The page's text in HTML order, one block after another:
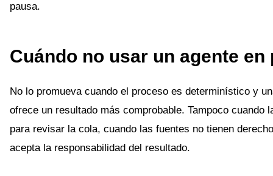
pausa.
Cuándo no usar un agente
No lo promueva cuando el proceso es determinístico y
ofrece un resultado más comprobable. Tampoco cuando
para revisar la cola, cuando las fuentes no tienen
acepta la responsabilidad del resultado.